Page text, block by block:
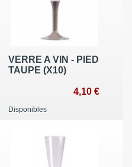
VERRE A VIN - PIED
TAUPE (X10)
4,10 €
Disponibles